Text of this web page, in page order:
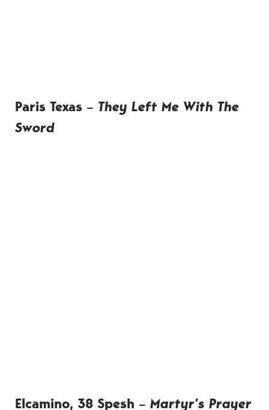
Paris Texas – They Left Me With The
Sword
Elcamino, 38 Spesh – Martyr’s Prayer